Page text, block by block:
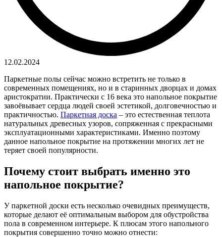
12.02.2024
Паркетные полы сейчас можно встретить не только в
современных помещениях, но и в старинных дворцах и домах
аристократии. Практически с 16 века это напольное покрытие
завоёвывает сердца людей своей эстетикой, долговечностью и
практичностью. Паркетная доска – это естественная теплота
натуральных древесных узоров, сопряженная с прекрасными
эксплуатационными характеристиками. Именно поэтому
данное напольное покрытие на протяжении многих лет не
теряет своей популярности.
Почему стоит выбрать именно это
напольное покрытие?
У паркетной доски есть несколько очевидных преимуществ,
которые делают её оптимальным выбором для обустройства
пола в современном интерьере. К плюсам этого напольного
покрытия совершенно точно можно отнести: